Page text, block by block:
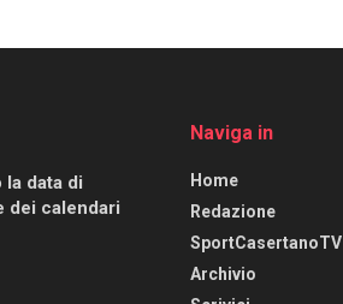
la data di
dei calendari
Naviga in
Home
Redazione
SportCasertanoTV
Archivio